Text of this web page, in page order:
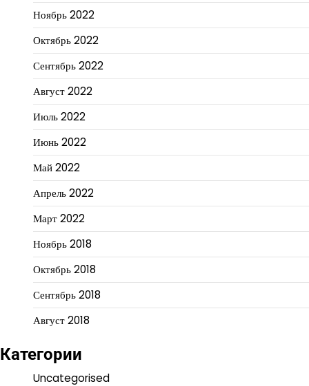
Ноябрь 2022
Октябрь 2022
Сентябрь 2022
Август 2022
Июль 2022
Июнь 2022
Май 2022
Апрель 2022
Март 2022
Ноябрь 2018
Октябрь 2018
Сентябрь 2018
Август 2018
Категории
Uncategorised